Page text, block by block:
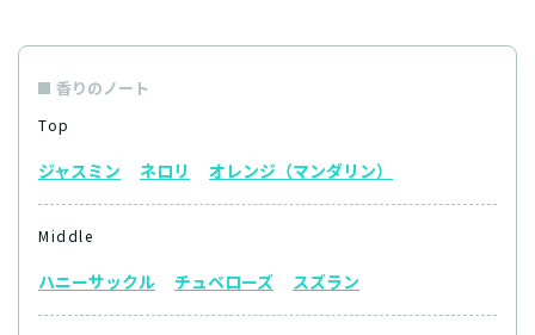
香りのノート
Top
ジャスミン ネロリ オレンジ（マンダリン）
Middle
ハニーサックル チュベローズ スズラン